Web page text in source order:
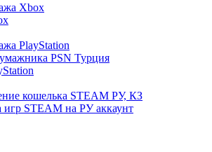
Xbox
PlayStation
PSN Турция
кошелька STEAM РУ, КЗ
игр STEAM на РУ аккаунт